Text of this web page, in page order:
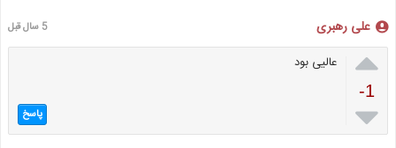
علی رهبری 5 سال قبل

-1

عالیی بود
پاسخ